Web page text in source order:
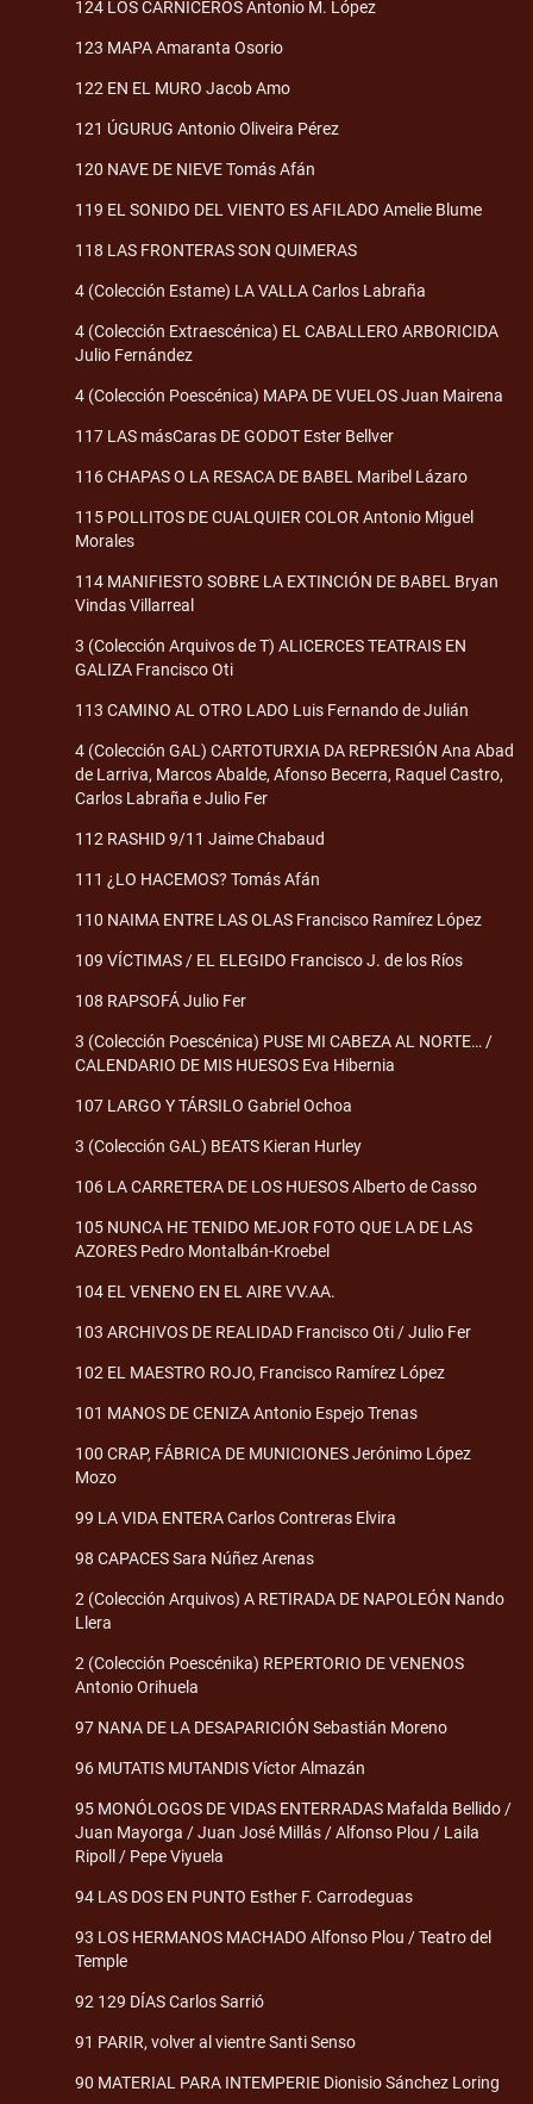
124 LOS CARNICEROS Antonio M. López
123 MAPA Amaranta Osorio
122 EN EL MURO Jacob Amo
121 ÚGURUG Antonio Oliveira Pérez
120 NAVE DE NIEVE Tomás Afán
119 EL SONIDO DEL VIENTO ES AFILADO Amelie Blume
118 LAS FRONTERAS SON QUIMERAS
4 (Colección Estame) LA VALLA Carlos Labraña
4 (Colección Extraescénica) EL CABALLERO ARBORICIDA
Julio Fernández
4 (Colección Poescénica) MAPA DE VUELOS Juan Mairena
117 LAS másCaras DE GODOT Ester Bellver
116 CHAPAS O LA RESACA DE BABEL Maribel Lázaro
115 POLLITOS DE CUALQUIER COLOR Antonio Miguel
Morales
114 MANIFIESTO SOBRE LA EXTINCIÓN DE BABEL Bryan
Vindas Villarreal
3 (Colección Arquivos de T) ALICERCES TEATRAIS EN
GALIZA Francisco Oti
113 CAMINO AL OTRO LADO Luis Fernando de Julián
4 (Colección GAL) CARTOTURXIA DA REPRESIÓN Ana Abad
de Larriva, Marcos Abalde, Afonso Becerra, Raquel Castro,
Carlos Labraña e Julio Fer
112 RASHID 9/11 Jaime Chabaud
111 ¿LO HACEMOS? Tomás Afán
110 NAIMA ENTRE LAS OLAS Francisco Ramírez López
109 VÍCTIMAS / EL ELEGIDO Francisco J. de los Ríos
108 RAPSOFÁ Julio Fer
3 (Colección Poescénica) PUSE MI CABEZA AL NORTE… /
CALENDARIO DE MIS HUESOS Eva Hibernia
107 LARGO Y TÁRSILO Gabriel Ochoa
3 (Colección GAL) BEATS Kieran Hurley
106 LA CARRETERA DE LOS HUESOS Alberto de Casso
105 NUNCA HE TENIDO MEJOR FOTO QUE LA DE LAS
AZORES Pedro Montalbán-Kroebel
104 EL VENENO EN EL AIRE VV.AA.
103 ARCHIVOS DE REALIDAD Francisco Oti / Julio Fer
102 EL MAESTRO ROJO, Francisco Ramírez López
101 MANOS DE CENIZA Antonio Espejo Trenas
100 CRAP, FÁBRICA DE MUNICIONES Jerónimo López
Mozo
99 LA VIDA ENTERA Carlos Contreras Elvira
98 CAPACES Sara Núñez Arenas
2 (Colección Arquivos) A RETIRADA DE NAPOLEÓN Nando
Llera
2 (Colección Poescénika) REPERTORIO DE VENENOS
Antonio Orihuela
97 NANA DE LA DESAPARICIÓN Sebastián Moreno
96 MUTATIS MUTANDIS Víctor Almazán
95 MONÓLOGOS DE VIDAS ENTERRADAS Mafalda Bellido /
Juan Mayorga / Juan José Millás / Alfonso Plou / Laila
Ripoll / Pepe Viyuela
94 LAS DOS EN PUNTO Esther F. Carrodeguas
93 LOS HERMANOS MACHADO Alfonso Plou / Teatro del
Temple
92 129 DÍAS Carlos Sarrió
91 PARIR, volver al vientre Santi Senso
90 MATERIAL PARA INTEMPERIE Dionisio Sánchez Loring